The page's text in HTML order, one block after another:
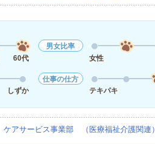
60代
男女比率
女性
しずか
仕事の仕方
テキパキ
アサービス事業部 （医療福祉介護関連）